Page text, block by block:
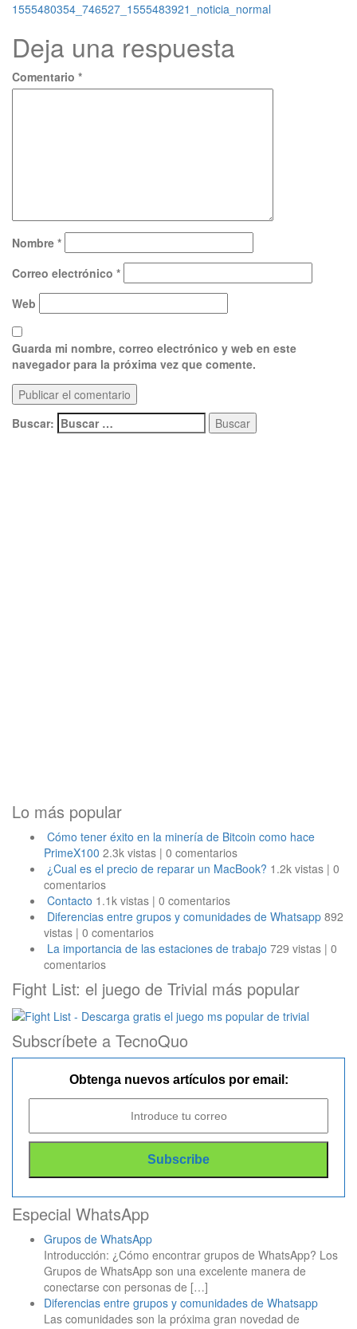
1555480354_746527_1555483921_noticia_normal
Deja una respuesta
Comentario *
Nombre *
Correo electrónico *
Web
Guarda mi nombre, correo electrónico y web en este
navegador para la próxima vez que comente.
Buscar:
Lo más popular
Cómo tener éxito en la minería de Bitcoin como hace
PrimeX100 2.3k vistas | 0 comentarios
¿Cual es el precio de reparar un MacBook? 1.2k vistas | 0
comentarios
Contacto 1.1k vistas | 0 comentarios
Diferencias entre grupos y comunidades de Whatsapp 892
vistas | 0 comentarios
La importancia de las estaciones de trabajo 729 vistas | 0
comentarios
Fight List: el juego de Trivial más popular
Subscríbete a TecnoQuo
Obtenga nuevos artículos por email:
Especial WhatsApp
Grupos de WhatsApp
Introducción: ¿Cómo encontrar grupos de WhatsApp? Los
Grupos de WhatsApp son una excelente manera de
conectarse con personas de […]
Diferencias entre grupos y comunidades de Whatsapp
Las comunidades son la próxima gran novedad de